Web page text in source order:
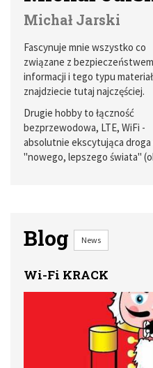
Michał Jarski
Fascynuje mnie wszystko co
związane z bezpieczeństwem
informacji i tego typu
znajdziecie tutaj najczęściej.
Drugie hobby to łączność
bezprzewodowa, LTE, WiFi -
absolutnie ekscytująca droga
"nowego, lepszego świata"
Blog News
Wi-Fi KRACK